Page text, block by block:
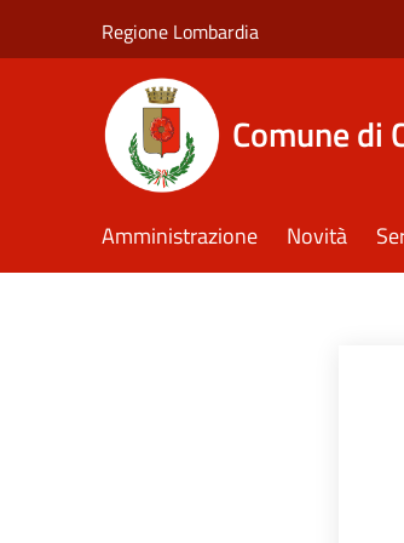
Regione Lombardia
Comune di
Amministrazione Novità